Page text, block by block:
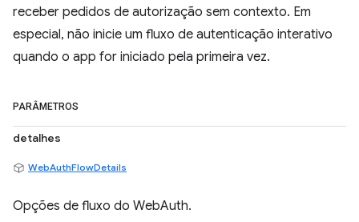
receber pedidos de autorização sem contexto. Em
especial, não inicie um fluxo de autenticação interativo
quando o app for iniciado pela primeira vez.
PARÂMETROS
detalhes
WebAuthFlowDetails
Opções de fluxo do WebAuth.